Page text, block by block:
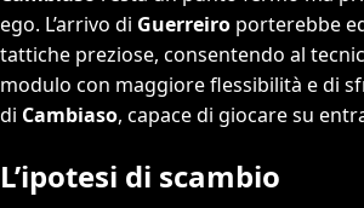
ego. L’arrivo di Guerreiro porterebbe
tattiche preziose, consentendo al
modulo con maggiore flessibilità e di
di Cambiaso, capace di giocare su
L’ipotesi di scambio